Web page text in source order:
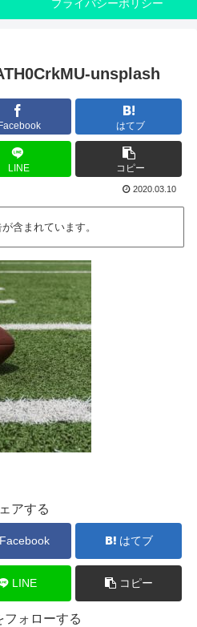
プライバシーポリシー
unsplash
はてブ
LINE コピー
2020.03.10
含まれています。
アする
Facebook はてブ
LINE コピー
フォローする